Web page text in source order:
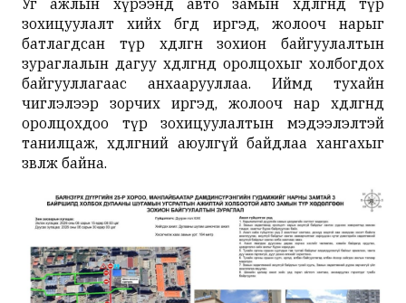
Уг ажлын хүрээнд авто замын хөдөлгөөнд түр
зохицуулалт хийх бөгөөд иргэд, жолооч нарыг
батлагдсан түр хөдөлгөөн зохион байгуулалтын
зураглалын дагуу хөдөлгөөнд оролцохыг холбогдох
байгууллагаас анхаарууллаа. Иймд тухайн
чиглэлээр зорчих иргэд, жолооч нар хөдөлгөөнд
оролцохдоо түр зохицуулалтын мэдээлэлтэй
танилцаж, хөдөлгөөний аюулгүй байдлаа хангахыг
зөвлөж байна.